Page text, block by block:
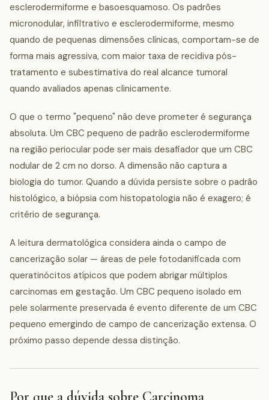
esclerodermiforme e basoesquamoso. Os padrões
micronodular, infiltrativo e esclerodermiforme, mesmo
quando de pequenas dimensões clínicas, comportam-se de
forma mais agressiva, com maior taxa de recidiva pós-
tratamento e subestimativa do real alcance tumoral
quando avaliados apenas clinicamente.
O que o termo "pequeno" não deve prometer é segurança
absoluta. Um CBC pequeno de padrão esclerodermiforme
na região periocular pode ser mais desafiador que um CBC
nodular de 2 cm no dorso. A dimensão não captura a
biologia do tumor. Quando a dúvida persiste sobre o padrão
histológico, a biópsia com histopatologia não é exagero; é
critério de segurança.
A leitura dermatológica considera ainda o campo de
cancerização solar — áreas de pele fotodanificada com
queratinócitos atípicos que podem abrigar múltiplos
carcinomas em gestação. Um CBC pequeno isolado em
pele solarmente preservada é evento diferente de um CBC
pequeno emergindo de campo de cancerização extensa. O
próximo passo depende dessa distinção.